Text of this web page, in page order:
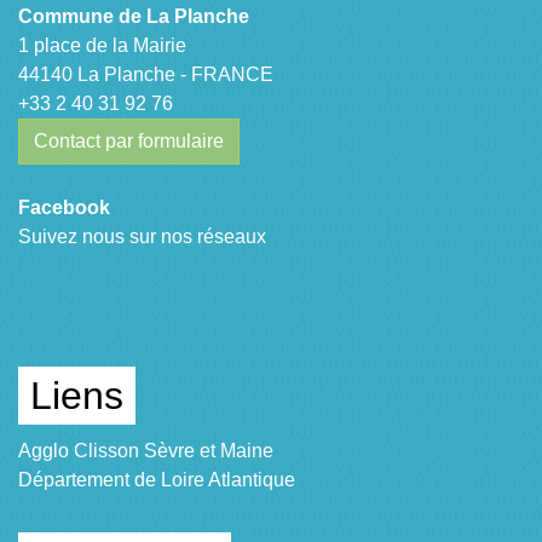
Commune de La Planche
1 place de la Mairie
44140 La Planche - FRANCE
+33 2 40 31 92 76
Contact par formulaire
Facebook
Suivez nous sur nos réseaux
Liens
Agglo Clisson Sèvre et Maine
Département de Loire Atlantique